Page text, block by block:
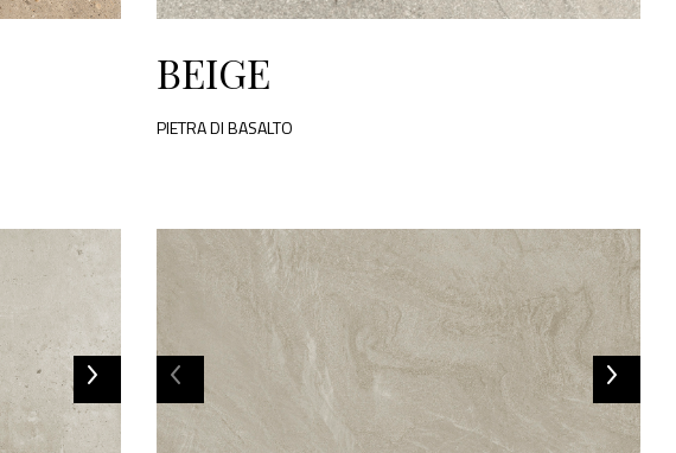
BEIGE
PIETRA DI BASALTO